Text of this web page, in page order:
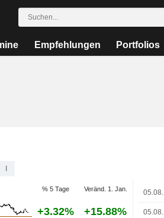
Empfehlungen Portfolios
% 5 Tage Veränd. 1. Jan.
+3.32% +15.88%
05.08.
05.08.